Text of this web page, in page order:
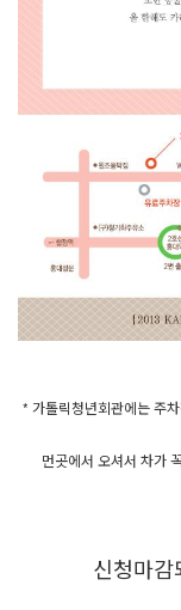
* 가톨릭청년회관에는 주
먼곳에서 오셔서 차가
신청마